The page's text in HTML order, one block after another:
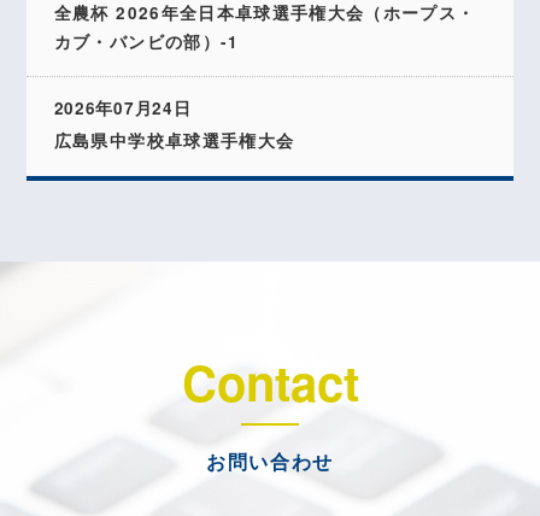
全農杯 2026年全日本卓球選手権大会（ホープス・
カブ・バンビの部）-1
2026年07月24日
広島県中学校卓球選手権大会
Contact
お問い合わせ